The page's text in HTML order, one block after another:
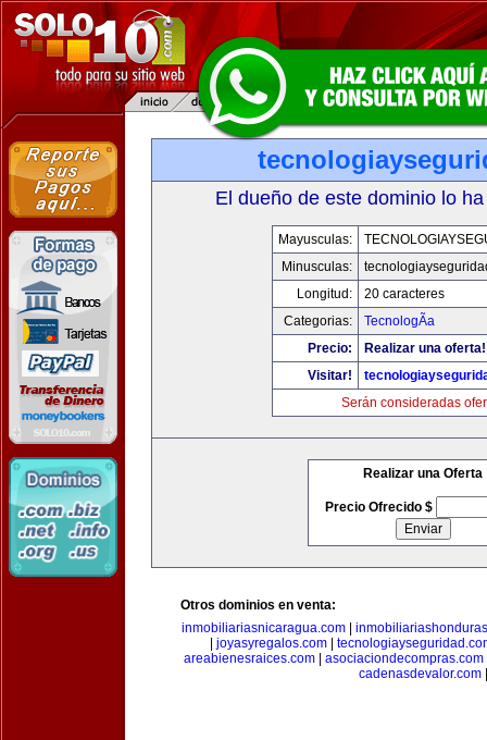
El dueño de este dominio lo
Mayusculas:
Minusculas:
Longitud:
20 caracteres
Categorias:
TecnologÃ­a
Precio:
Realizar una oferta!
Visitar!
Serán consideradas
Realizar una Oferta
Precio Ofrecido $
Otros dominios en venta:
inmobiliariasnicaragua.com|
joyasyregalos.com
areabienesraices.com| asociaciondecompras.com
cadenasdevalor.com|